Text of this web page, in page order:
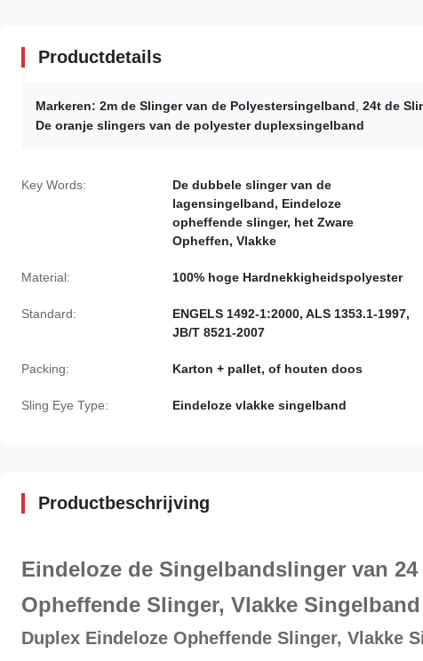
Productdetails
Markeren: 2m de Slinger van de Polyestersingelband 24t de
De oranje slingers van de polyester duplexsingelband
Key Words:
De dubbele slinger van de
lagensingelband, Eindeloze
opheffende slinger, het Zware
Opheffen, Vlakke
Material: 100% hoge Hardnekkigheidspolyester
Standard:
ENGELS 1492-1:2000, ALS 1353.1-1997,
JB/T 8521-2007
Packing: Karton + pallet, of houten doos
Sling Eye Type: Eindeloze vlakke singelband
Productbeschrijving
Eindeloze de Singelbandslinger van
Opheffende Slinger, Vlakke Singelband
Duplex Eindeloze Opheffende Slinger, Vlakke